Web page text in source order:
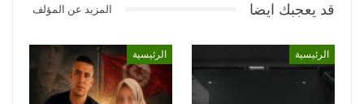
قد يعجبك ايضا المزيد عن المؤلف
الرئيسية الرئيسية